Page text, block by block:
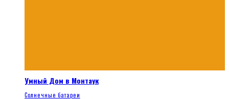
Умный Дом в Монтаук
Солнечные батареи